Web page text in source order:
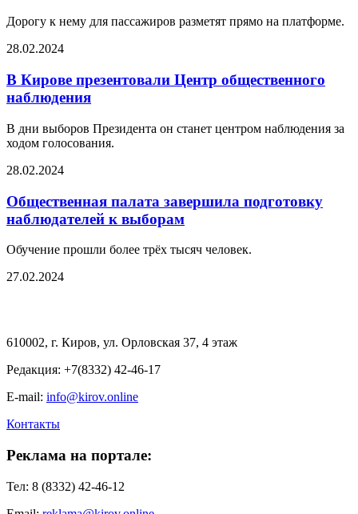
Дорогу к нему для пассажиров разметят прямо на платформе.
28.02.2024
В Кирове презентовали Центр общественного
наблюдения
В дни выборов Президента он станет центром наблюдения за
ходом голосования.
28.02.2024
Общественная палата завершила подготовку
наблюдателей к выборам
Обучение прошли более трёх тысяч человек.
27.02.2024
610002, г. Киров, ул. Орловская 37, 4 этаж
Редакция: +7(8332) 42-46-17
E-mail: info@kirov.online
Контакты
Реклама на портале:
Тел: 8 (8332) 42-46-12